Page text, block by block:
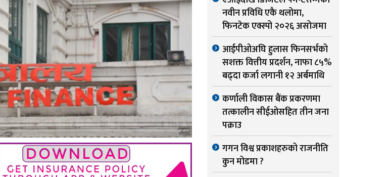
नवीन प्रविधि एकै थलोमा,
फिनटेक एक्स्पो २०२६ असोजमा
आईपीओअघि हुलास फिनसर्भको
सशक्त वित्तीय प्रदर्शन, नाफा ८५%
बढ्दा कर्जा लगानी १२ अर्बमाथि
कर्णाली विकास बैंक प्रकरणमा
तत्कालीन सीईओसहित तीन जना
पक्राउ
गगन विश्व प्रकाशहरुको राजनीति
कुन मोडमा ?